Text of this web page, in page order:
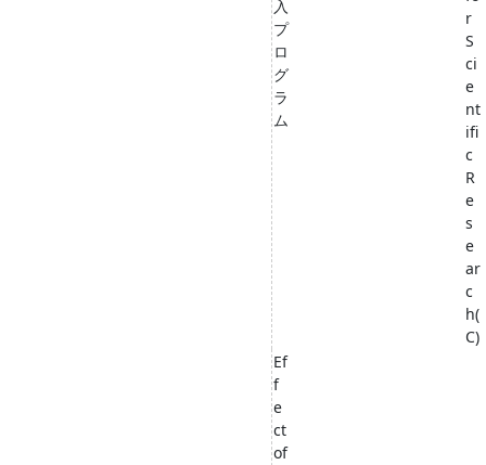
入
プ
ロ
グ
ラ
ム
r
S
ci
e
nt
ifi
c
R
e
s
e
ar
c
h(
C)
Ef
f
e
ct
of